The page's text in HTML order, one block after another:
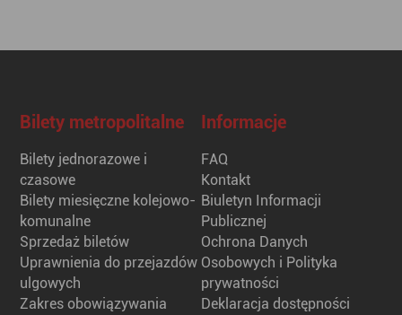
Bilety metropolitalne
Bilety jednorazowe i
czasowe
Bilety miesięczne kolejowo-
komunalne
Sprzedaż biletów
Uprawnienia do przejazdów
ulgowych
Zakres obowiązywania
Informacje
FAQ
Kontakt
Biuletyn Informacji
Publicznej
Ochrona Danych
Osobowych i Polityka
prywatności
Deklaracja dostępności